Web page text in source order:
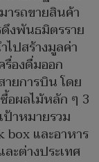
ารถขายสินค้า
ดึงพันธมิตรราย
ปสร้างมูลค่า
รื่องดื่มออก
ยการบิน โดย
อผลไม้หลัก ๆ 3
าหมายรวม
box และอาหาร
ะต่างประเทศ